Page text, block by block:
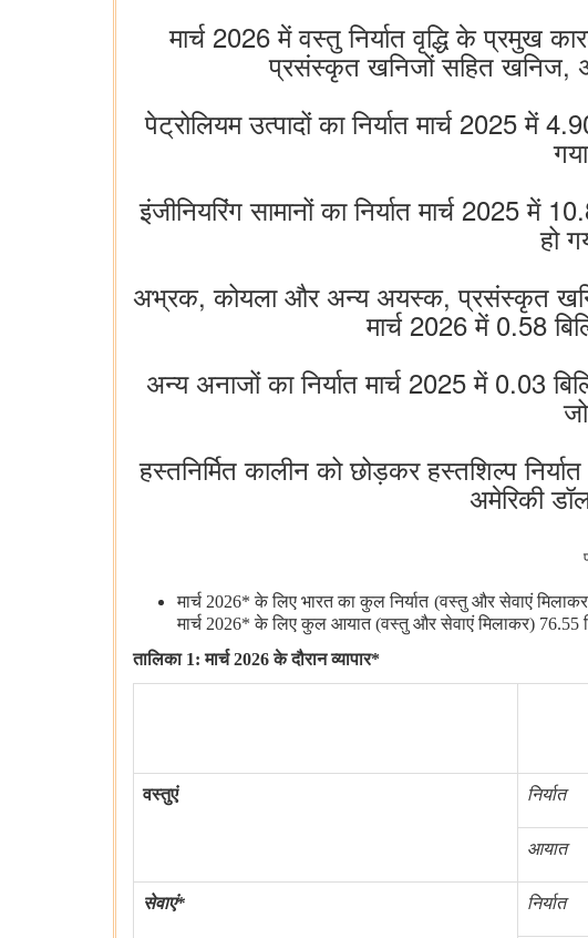
मार्च 2026 में वस्तु निर्यात वृद्धि के प्रमुख
प्रसंस्कृत खनिजों सहित खनिज,
पेट्रोलियम उत्पादों का निर्यात मार्च 2025 में
इंजीनियरिंग सामानों का निर्यात मार्च 2025
हो
अभ्रक, कोयला और अन्य अयस्क, प्रसंस्कृत
मार्च 2026 में 0.58
अन्य अनाजों का निर्यात मार्च 2025 में 0.03
हस्तनिर्मित कालीन को छोड़कर हस्तशिल्प
अमेरिकी
मार्च 2026* के लिए भारत का कुल निर्यात (वस्तु और सेवाएं
मार्च 2026* के लिए कुल आयात (वस्तु और सेवाएं मिलाकर) 76.55
तालिका 1: मार्च 2026 के दौरान व्यापार*
वस्तुएं निर्यात
आयात
सेवाएं* निर्यात